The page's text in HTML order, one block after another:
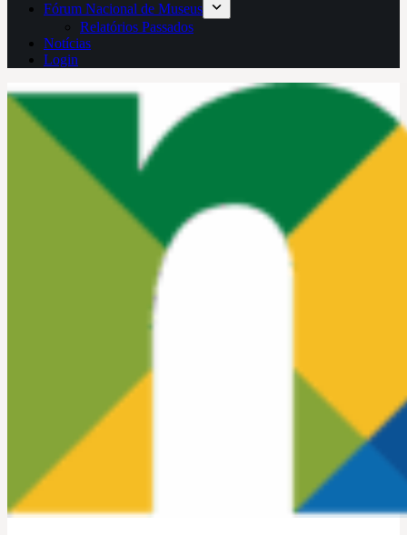
Fórum Nacional de Museus
Relatórios Passados
Notícias
Login